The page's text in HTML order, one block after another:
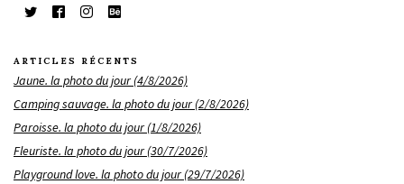
ARTICLES RÉCENTS
Jaune. la photo du jour (4/8/2026)
Camping sauvage. la photo du jour (2/8/2026)
Paroisse. la photo du jour (1/8/2026)
Fleuriste. la photo du jour (30/7/2026)
Playground love. la photo du jour (29/7/2026)